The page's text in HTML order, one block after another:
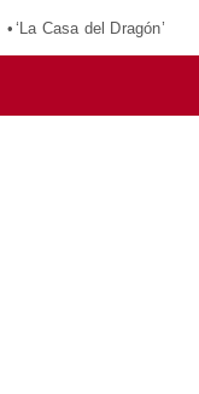
‘La Casa del Dragón’